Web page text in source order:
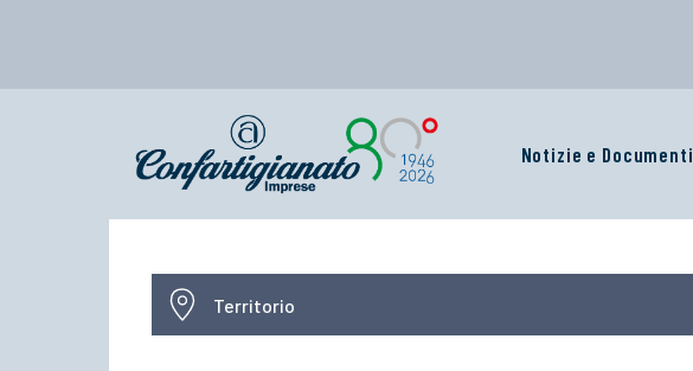
Notizie e Documenti
Territorio